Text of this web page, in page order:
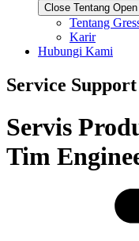
Close Tentang
Tentang
Karir
Hubungi Kami
Service Support
Servis
Tim